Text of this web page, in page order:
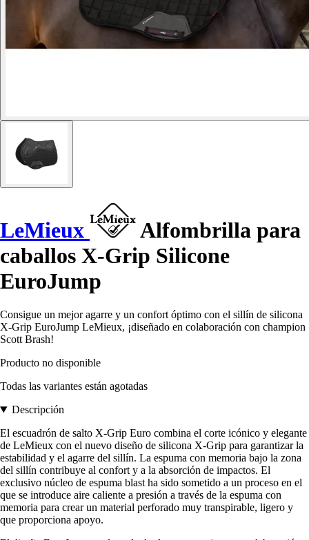
LeMieux
Alfombrilla para
caballos X-Grip Silicone
EuroJump
Consigue un mejor agarre y un confort óptimo con el sillín de silicona
X-Grip EuroJump LeMieux, ¡diseñado en colaboración con champion
Scott Brash!
Producto no disponible
Todas las variantes están agotadas
Descripción
El escuadrón de salto X-Grip Euro combina el corte icónico y elegante
de LeMieux con el nuevo diseño de silicona X-Grip para garantizar la
estabilidad y el agarre del sillín. La espuma con memoria bajo la zona
del sillín contribuye al confort y a la absorción de impactos. El
exclusivo núcleo de espuma blast ha sido sometido a un proceso en el
que se introduce aire caliente a presión a través de la espuma con
memoria para crear un material perforado muy transpirable, ligero y
que proporciona apoyo.